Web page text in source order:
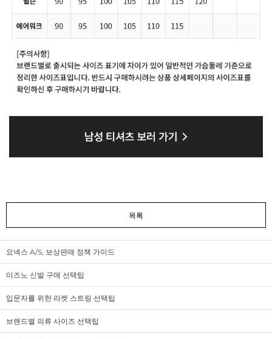
목록
요넥스 A/S, 보상판매 정책 가이드
미즈노 신발 구매 선택팁
입문자를 위한 라켓 스트링 선택팁
브랜드별 의류 사이즈 선택팁